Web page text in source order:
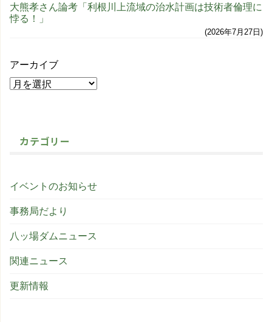
大熊孝さん論考「利根川上流域の治水計画は技術者倫理に
悖る！」
2026年7月27日
アーカイブ
カテゴリー
イベントのお知らせ
事務局だより
八ッ場ダムニュース
関連ニュース
更新情報